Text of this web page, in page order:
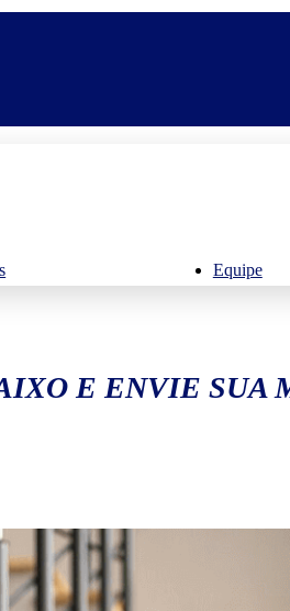
Equipe
E ENVIE SUA